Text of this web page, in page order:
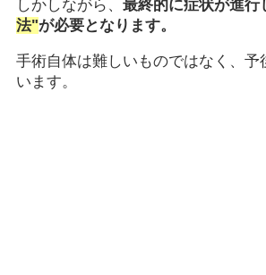
しかしながら、 最終的に症状が進行
法"が必要となります。
手術自体は難しいものではなく、予
います。